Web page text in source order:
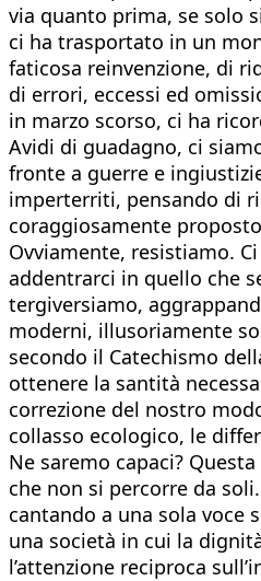
via quanto prima, se solo
ci ha trasportato in un
faticosa reinvenzione, di
di errori, eccessi ed
in marzo scorso, ci ha
Avidi di guadagno, ci
fronte a guerre e
imperterriti, pensando di
coraggiosamente
Ovviamente, resistiamo.
addentrarci in quello che
tergiversiamo,
moderni, illusoriamente
secondo il Catechismo
ottenere la santità
correzione del nostro
collasso ecologico, le
Ne saremo capaci?
che non si percorre da
cantando a una sola voce
una società in cui la
l’attenzione reciproca